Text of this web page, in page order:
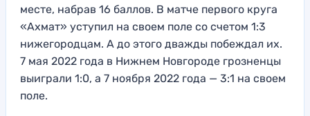
месте, набрав 16 баллов. В матче первого круга
«Ахмат» уступил на своем поле со счетом 1:3
нижегородцам. А до этого дважды побеждал их.
7 мая 2022 года в Нижнем Новгороде грозненцы
выиграли 1:0, а 7 ноября 2022 года — 3:1 на своем
поле.